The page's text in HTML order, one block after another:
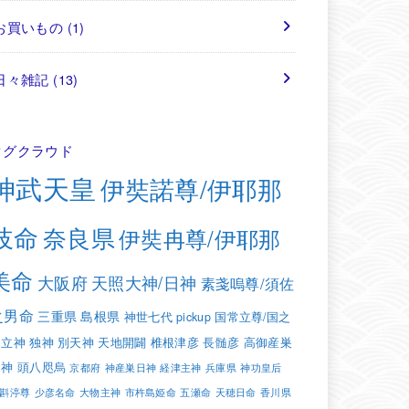
買いもの (1)
々雑記 (13)
クラウド
武天皇 伊奘諾尊/伊耶那
命奈良県伊奘冉尊/伊耶那
命 大阪府天照大神/日神 素戔嗚尊/須佐
命 三重県 島根県 神世七代 pickup 国常立尊/国之
神 独神 別天神 天地開闢 椎根津彦 長髄彦 高御産巣
頭八咫烏 京都府 神産巣日神 経津主神 兵庫県 神功皇后
渟尊 少彦名命 大物主神 市杵島姫命 五瀬命 天穂日命 香川県